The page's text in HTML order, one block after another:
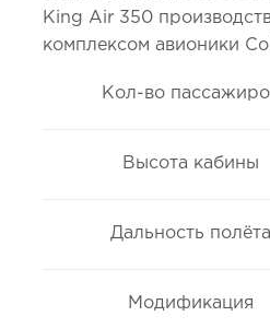
King Air 350
комплексом авионики
Кол-во
Высота кабины
Дальность полёта
Модификация